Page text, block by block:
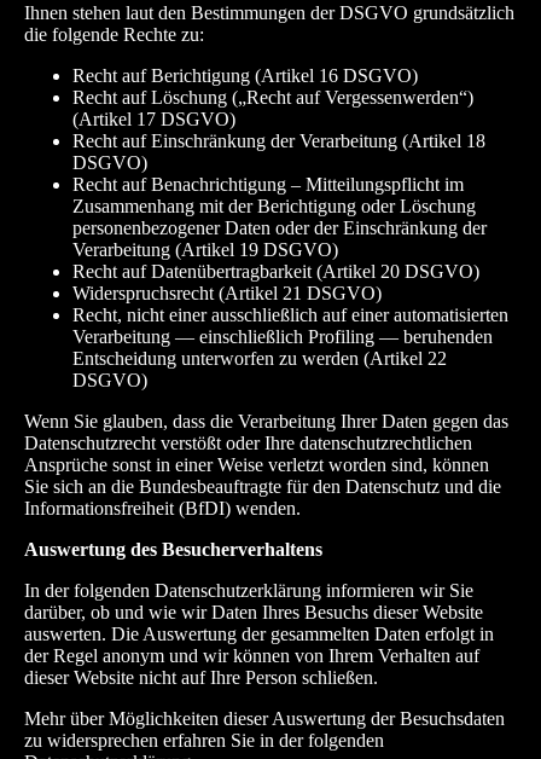
Ihnen stehen laut den Bestimmungen der DSGVO grundsätzlich
die folgende Rechte zu:
Recht auf Berichtigung (Artikel 16 DSGVO)
Recht auf Löschung („Recht auf Vergessenwerden“)
(Artikel 17 DSGVO)
Recht auf Einschränkung der Verarbeitung (Artikel 18
DSGVO)
Recht auf Benachrichtigung – Mitteilungspflicht im
Zusammenhang mit der Berichtigung oder Löschung
personenbezogener Daten oder der Einschränkung der
Verarbeitung (Artikel 19 DSGVO)
Recht auf Datenübertragbarkeit (Artikel 20 DSGVO)
Widerspruchsrecht (Artikel 21 DSGVO)
Recht, nicht einer ausschließlich auf einer automatisierten
Verarbeitung — einschließlich Profiling — beruhenden
Entscheidung unterworfen zu werden (Artikel 22
DSGVO)
Wenn Sie glauben, dass die Verarbeitung Ihrer Daten gegen das
Datenschutzrecht verstößt oder Ihre datenschutzrechtlichen
Ansprüche sonst in einer Weise verletzt worden sind, können
Sie sich an die Bundesbeauftragte für den Datenschutz und die
Informationsfreiheit (BfDI) wenden.
Auswertung des Besucherverhaltens
In der folgenden Datenschutzerklärung informieren wir Sie
darüber, ob und wie wir Daten Ihres Besuchs dieser Website
auswerten. Die Auswertung der gesammelten Daten erfolgt in
der Regel anonym und wir können von Ihrem Verhalten auf
dieser Website nicht auf Ihre Person schließen.
Mehr über Möglichkeiten dieser Auswertung der Besuchsdaten
zu widersprechen erfahren Sie in der folgenden